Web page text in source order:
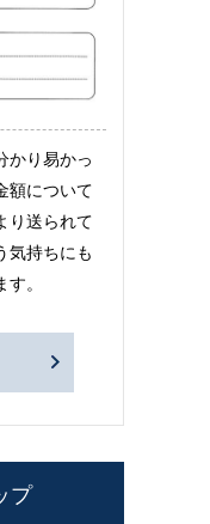
かり易かっ
額について
り送られて
気持ちにも
。
プ